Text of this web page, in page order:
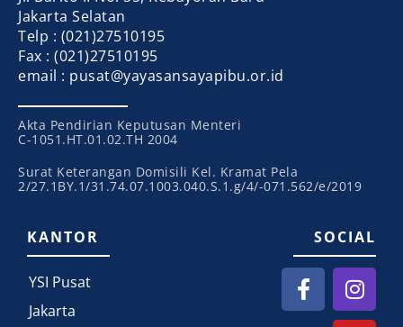
Jakarta Selatan
Telp : (021)27510195
Fax : (021)27510195
email : pusat@yayasansayapibu.or.id
Akta Pendirian Keputusan Menteri
C-1051.HT.01.02.TH 2004
Surat Keterangan Domisili Kel. Kramat Pela
2/27.1BY.1/31.74.07.1003.040.S.1.g/4/-071.562/e/2019
KANTOR
YSI Pusat
Jakarta
SOCIAL